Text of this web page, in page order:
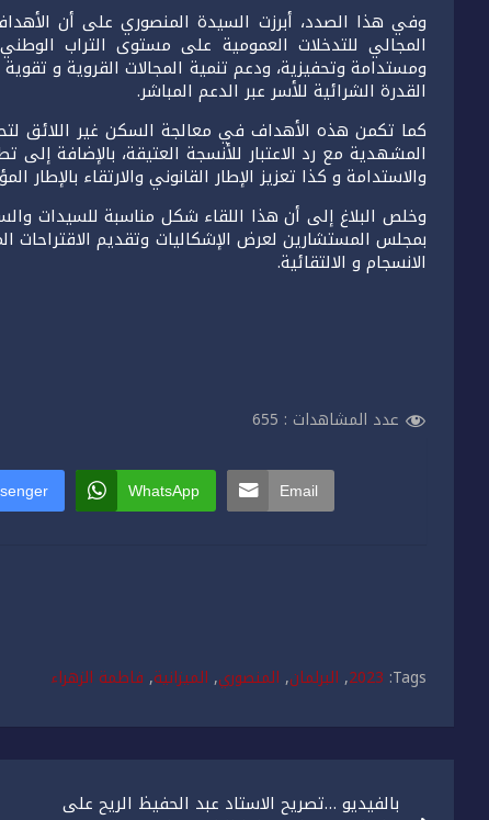
المجالي للتدخلات العمومية على مستوى التراب
ومستدامة وتحفيزية، ودعم تنمية المجالات القروية و
القدرة الشرائية للأسر عبر الدعم المباشر.
كما تكمن هذه الأهداف في معالجة السكن غير اللائق
المشهدية مع رد الاعتبار للأنسجة العتيقة، بالإضافة
والاستدامة و كذا تعزيز الإطار القانوني والارتقاء
وخلص البلاغ إلى أن هذا اللقاء شكل مناسبة للسيدات
بمجلس المستشارين لعرض الإشكاليات وتقديم
الانسجام و الالتقائية.
عدد المشاهدات : 655
WhatsApp Email
Tags:
2023
, البرلمان, المنصوري, الميزانية, فاطمة الزهراء
تصفّح
بالفيديو …تصريح الاستاد عبد الحفيظ الريح على